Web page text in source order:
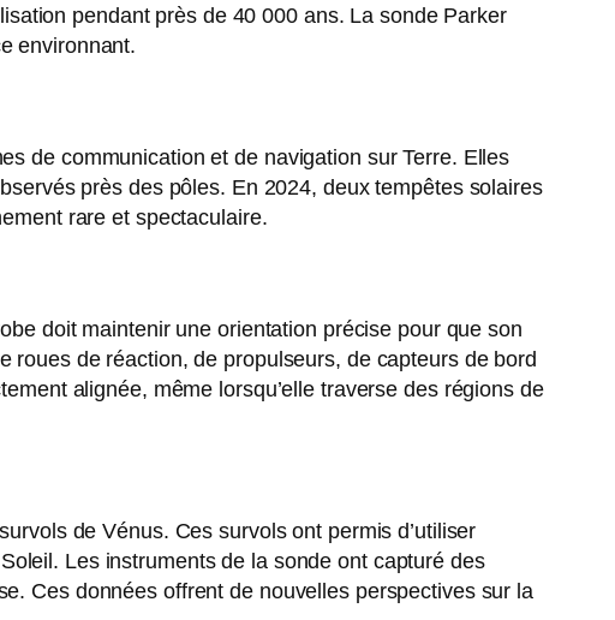
pendant près de 40 000 ans. La sonde Parker
environnant.
de communication et de navigation sur Terre. Elles
près des pôles. En 2024, deux tempêtes solaires
rare et spectaculaire.
doit maintenir une orientation précise pour que son
de réaction, de propulseurs, de capteurs de bord
alignée, même lorsqu’elle traverse des régions de
de Vénus. Ces survols ont permis d’utiliser
Les instruments de la sonde ont capturé des
Ces données offrent de nouvelles perspectives sur la